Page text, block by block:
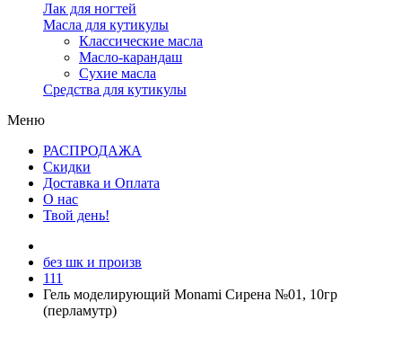
Лак для ногтей
Масла для кутикулы
Классические масла
Масло-карандаш
Сухие масла
Средства для кутикулы
Меню
РАСПРОДАЖА
Скидки
Доставка и Оплата
О нас
Твой день!
без шк и произв
111
Гель моделирующий Monami Сирена №01, 10гр
(перламутр)